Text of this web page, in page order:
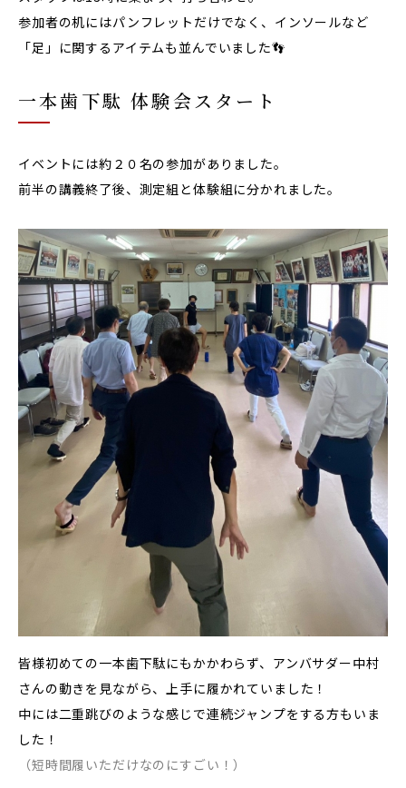
参加者の机にはパンフレットだけでなく、インソールなど
「足」に関するアイテムも並んでいました👣
一本歯下駄 体験会スタート
イベントには約２０名の参加がありました。
前半の講義終了後、測定組と体験組に分かれました。
皆様初めての一本歯下駄にもかかわらず、アンバサダー中村
さんの動きを見ながら、上手に履かれていました！
中には二重跳びのような感じで連続ジャンプをする方もいま
した！
（短時間履いただけなのにすごい！）